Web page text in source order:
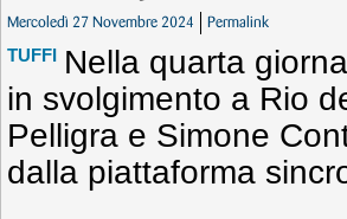
Mercoledì 27 Novembre 2024 Permalink
TUFFI Nella quarta
in svolgimento a Rio
Pelligra e Simone
dalla piattaforma